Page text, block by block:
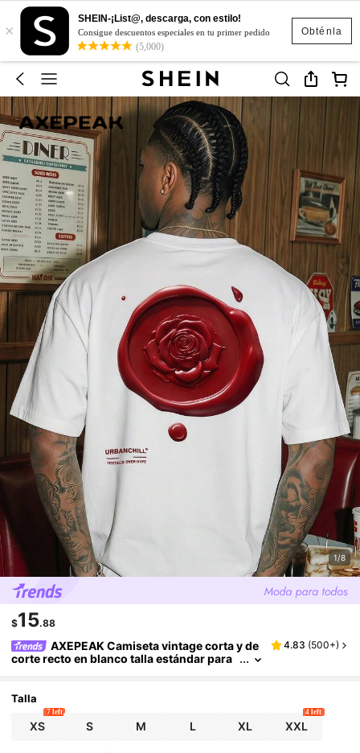
Obténla
×
SHEIN-¡List@, descarga, con estilo!
Consigue descuentos especiales en tu primer pedido
(5,000)
1/8
$15.88
AXEPEAK Camiseta vintage corta y de
corte recto en blanco talla estándar para
4.83 (500+)
Talla
XS
7 left
S M L XL XXL
4 left